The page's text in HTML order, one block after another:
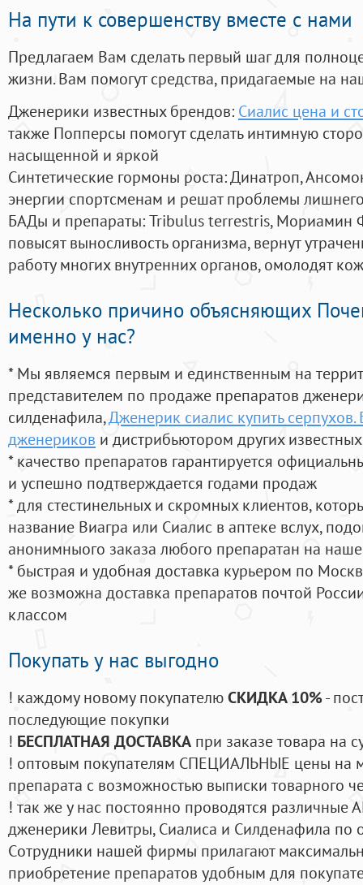
На пути к совершенству вместе с нами
Предлагаем Вам сделать первый шаг для
жизни. Вам помогут средства, придагаемые на
Дженерики известных брендов: Сиалис цена и
также Попперсы помогут сделать интимную
насыщенной и яркой
Синтетические гормоны роста: Динатроп,
энергии спортсменам и решат проблемы
БАДы и препараты:Tribulus terrestris, Мориамин
повысят выносливость организма, вернут
работу многих внутренних органов, омолодят
Несколько причино объясняющих
именно у нас?
* Мы являемся первым и единственным на
представителем по продаже препаратов
силденафила,Дженерик сиалис купить
дженериков и дистрибьютором других
* качество препаратов гарантируется
и успешно подтверждается годами продаж
* для стестинельных и скромных клиентов,
название Виагра или Сиалис в аптеке вслух,
анонимныого заказа любого препаратан на
* быстрая и удобная доставка курьером по
же возможна доставка препаратов почтой
классом
Покупать у нас выгодно
! каждому новому покупателюСКИДКА 10%-
последующие покупки
! БЕСПЛАТНАЯ ДОСТАВКА при заказе товара на
! оптовым покупателям СПЕЦИАЛЬНЫЕ цены на
препарата с возможностью выписки товарного
! так же у нас постоянно проводятся
дженерики Левитры, Сиалиса и Силденафила по
Cотрудники нашей фирмы прилагают
приобретение препаратов удобным для